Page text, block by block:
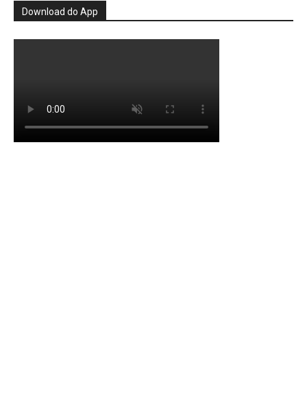
Download do App